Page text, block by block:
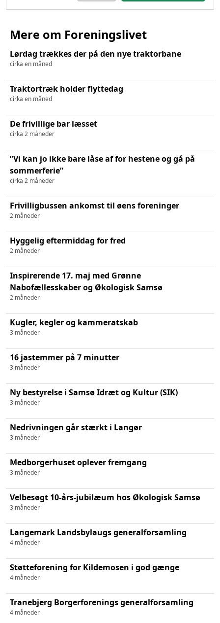
Mere om Foreningslivet
Lørdag trækkes der på den nye traktorbane
cirka en måned
Traktortræk holder flyttedag
cirka en måned
De frivillige bar læsset
cirka 2 måneder
”Vi kan jo ikke bare låse af for hestene og gå på
sommerferie”
cirka 2 måneder
Frivilligbussen ankomst til øens foreninger
2 måneder
Hyggelig eftermiddag for fred
2 måneder
Inspirerende 17. maj med Grønne
Nabofællesskaber og Økologisk Samsø
2 måneder
Kugler, kegler og kammeratskab
3 måneder
16 jastemmer på 7 minutter
3 måneder
Ny bestyrelse i Samsø Idræt og Kultur (SIK)
3 måneder
Nedrivningen går stærkt i Langør
3 måneder
Medborgerhuset oplever fremgang
3 måneder
Velbesøgt 10-års-jubilæum hos Økologisk Samsø
3 måneder
Langemark Landsbylaugs generalforsamling
4 måneder
Støtteforening for Kildemosen i god gænge
4 måneder
Tranebjerg Borgerforenings generalforsamling
4 måneder